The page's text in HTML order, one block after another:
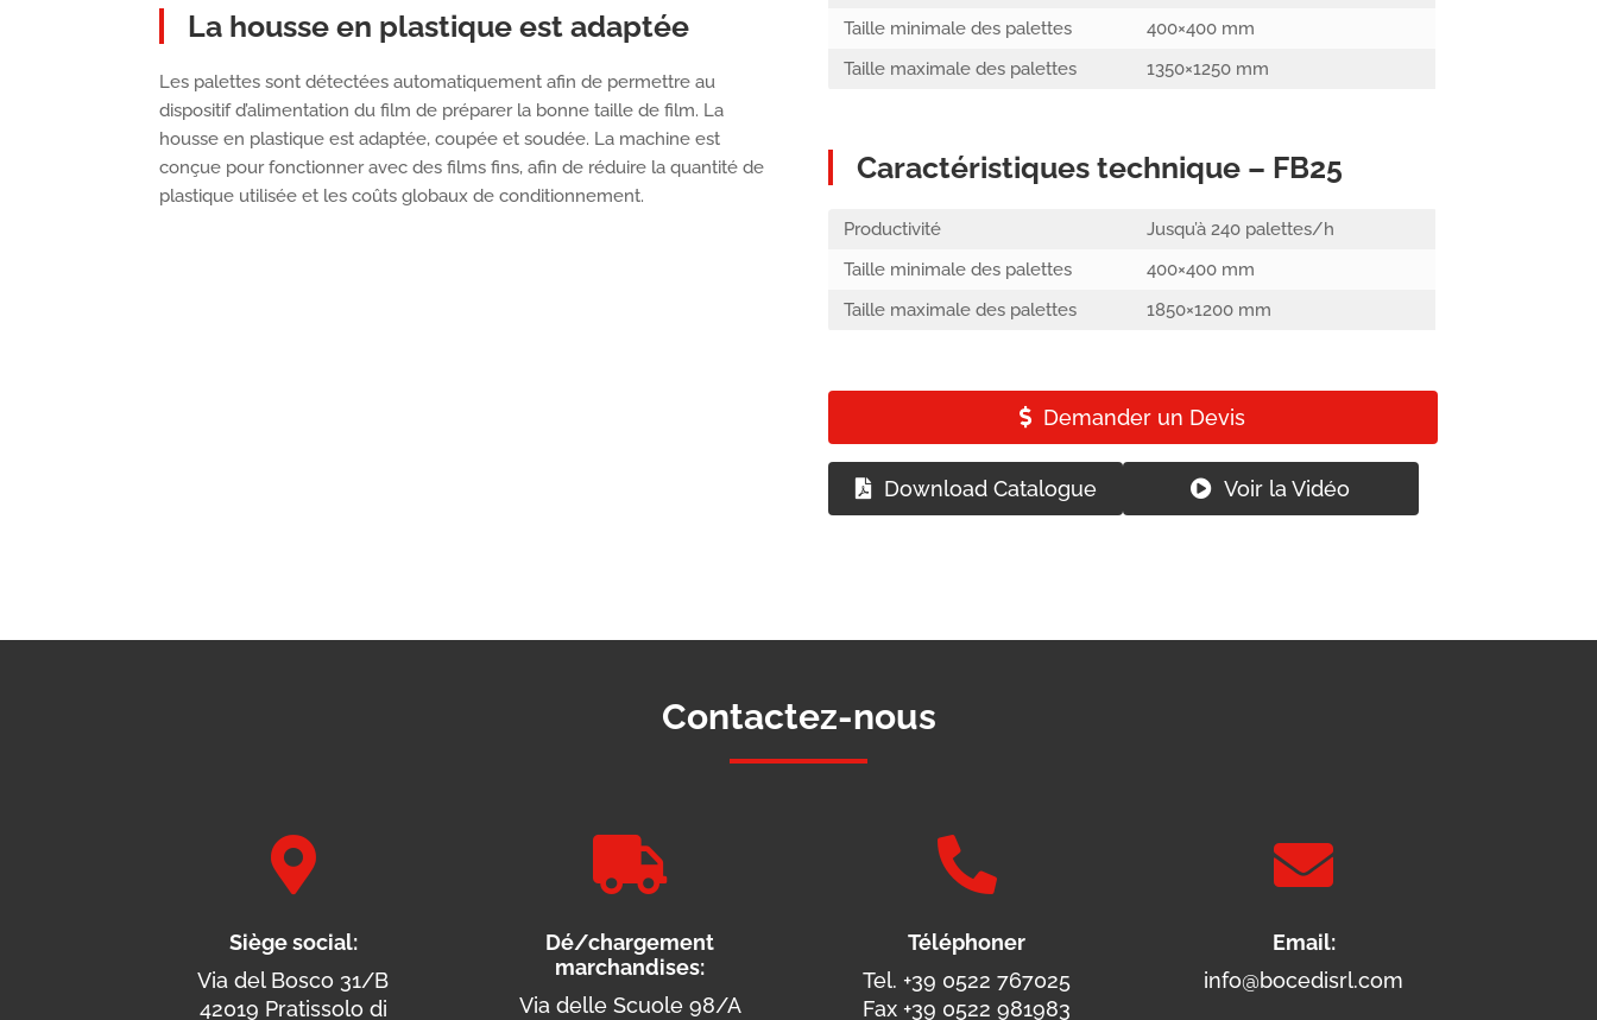
La housse en plastique est adaptée
Les palettes sont détectées automatiquement afin de permettre au
dispositif d’alimentation du film de préparer la bonne taille de film. La
housse en plastique est adaptée, coupée et soudée. La machine est
conçue pour fonctionner avec des films fins, afin de réduire la quantité de
plastique utilisée et les coûts globaux de conditionnement.
Taille minimale des palettes
400×400 mm
Taille maximale des palettes
1350×1250 mm
Caractéristiques technique – FB25
Productivité
Jusqu’à 240 palettes/h
Taille minimale des palettes
400×400 mm
Taille maximale des palettes
1850×1200 mm
Demander un Devis
Download Catalogue Voir la Vidéo
Contactez-nous

Siège social:
Via del Bosco 31/B
42019 Pratissolo di

Dé/chargement
marchandises:
Via delle Scuole 98/A

Téléphoner
Tel. +39 0522 767025
Fax +39 0522 981983

Email:
info@bocedisrl.com